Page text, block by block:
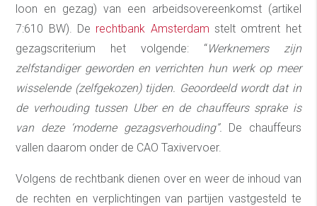
loon en gezag) van een arbeidsovereenkomst (artikel
7:610 BW). De rechtbank Amsterdam stelt omtrent het
gezagscriterium het volgende: “Werknemers zijn
zelfstandiger geworden en verrichten hun werk op meer
wisselende (zelfgekozen) tijden. Geoordeeld wordt dat in
de verhouding tussen Uber en de chauffeurs sprake is
van deze ‘moderne gezagsverhouding”. De chauffeurs
vallen daarom onder de CAO Taxivervoer.
Volgens de rechtbank dienen over en weer de inhoud van
de rechten en verplichtingen van partijen vastgesteld te